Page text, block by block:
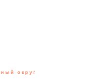
округ